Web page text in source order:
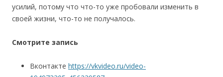
усилий, потому что что-то уже пробовали изменить в
своей жизни, что-то не получалось.
Смотрите запись
Вконтакте https://vkvideo.ru/video-